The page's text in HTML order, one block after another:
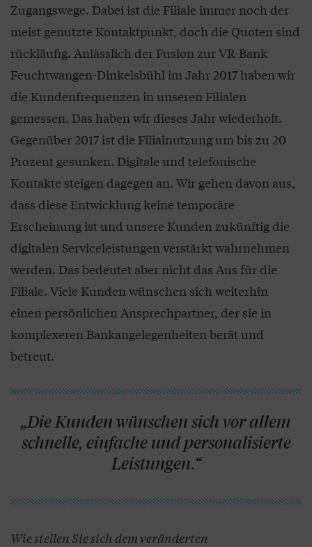
Zugangswege. Dabei ist die Filiale immer noch der
meist genutzte Kontaktpunkt, doch die Quoten sind
rückläufig. Anlässlich der Fusion zur VR-Bank
Feuchtwangen-Dinkelsbühl im Jahr 2017 haben wir
die Kundenfrequenzen in unseren Filialen
gemessen. Das haben wir dieses Jahr wiederholt.
Gegenüber 2017 ist die Filialnutzung um bis zu 20
Prozent gesunken. Digitale und telefonische
Kontakte steigen dagegen an. Wir gehen davon aus,
dass diese Entwicklung keine temporäre
Erscheinung ist und unsere Kunden zukünftig die
digitalen Serviceleistungen verstärkt wahrnehmen
werden. Das bedeutet aber nicht das Aus für die
Filiale. Viele Kunden wünschen sich weiterhin
einen persönlichen Ansprechpartner, der sie in
komplexeren Bankangelegenheiten berät und
betreut.
„Die Kunden wünschen sich vor allem
schnelle, einfache und personalisierte
Leistungen.“
Wie stellen Sie sich dem veränderten